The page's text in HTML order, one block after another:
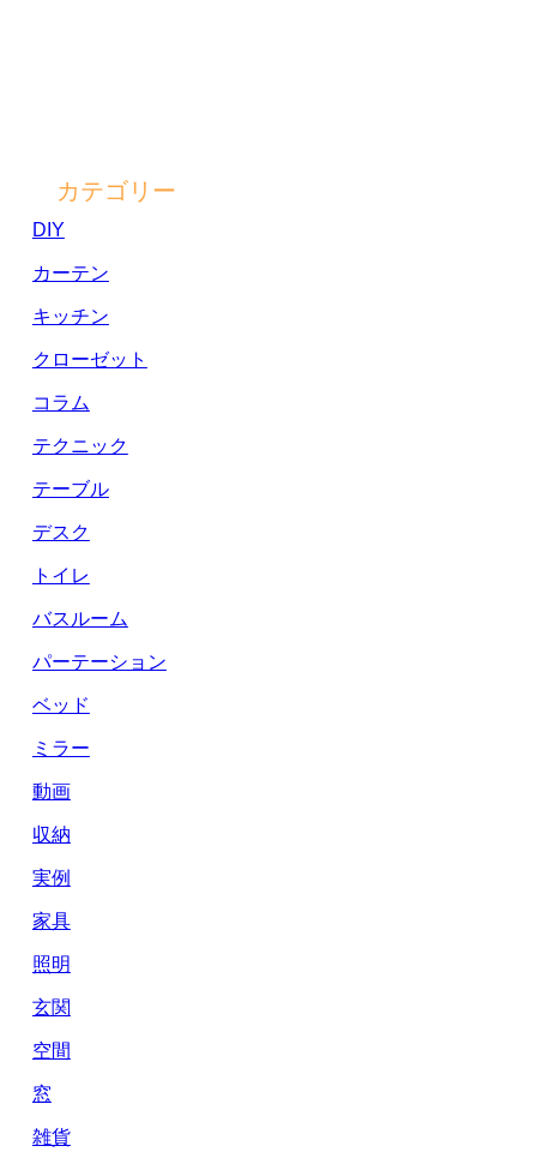
カテゴリー
DIY
カーテン
キッチン
クローゼット
コラム
テクニック
テーブル
デスク
トイレ
バスルーム
パーテーション
ベッド
ミラー
動画
収納
実例
家具
照明
玄関
空間
窓
雑貨